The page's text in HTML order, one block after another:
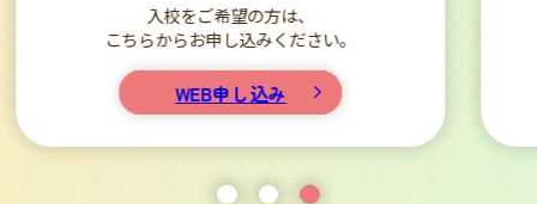
実際に来校してのご相談やお手続き、
校内の見学も可能です。
アクセス